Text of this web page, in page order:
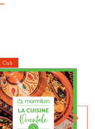
navigate_next